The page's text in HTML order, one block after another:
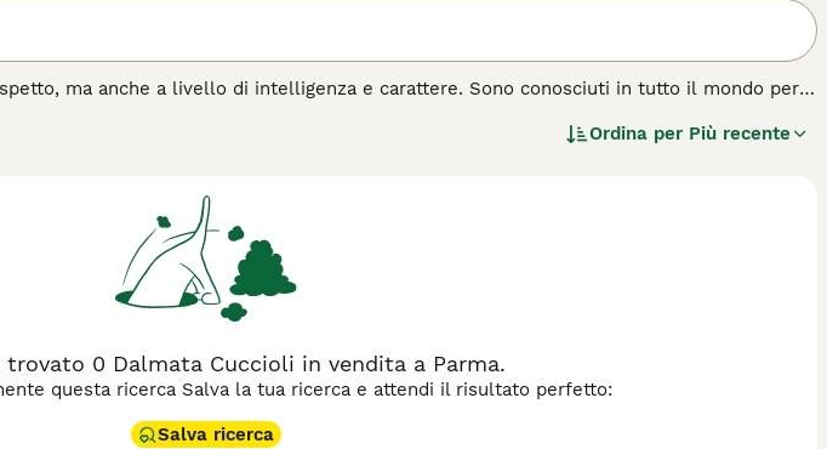
ma anche a livello di intelligenza e carattere. Sono conosciuti in tutto il mondo per il
anni. Originariamente venivano allevati per correre accanto alle carrozze di tutti i tipi,
per informazioni su questa razza di cane.
Ordina per Più recente
trovato 0 Dalmata Cuccioli in vendita a Parma.
questa ricerca Salva la tua ricerca e attendi il risultato perfetto:
Salva ricerca